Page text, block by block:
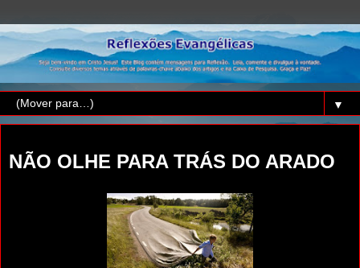
▼
NÃO OLHE PARA TRÁS DO ARADO